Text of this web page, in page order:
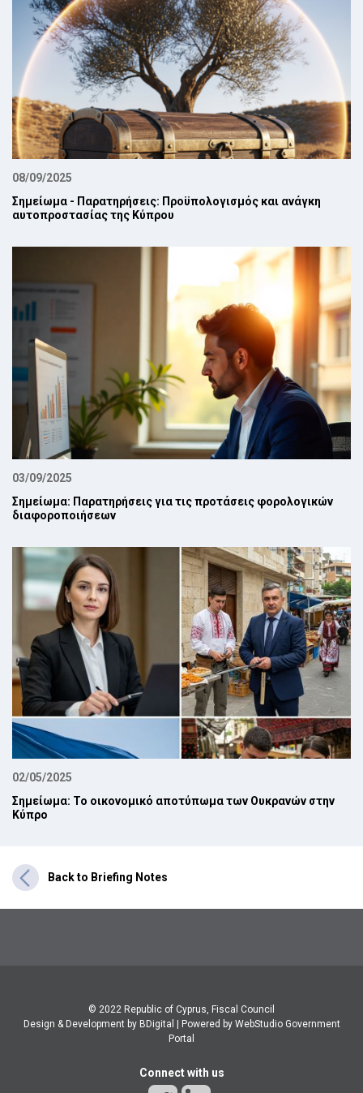
08/09/2025
Σημείωμα - Παρατηρήσεις: Προϋπολογισμός και ανάγκη
αυτοπροστασίας της Κύπρου
03/09/2025
Σημείωμα: Παρατηρήσεις για τις προτάσεις φορολογικών
διαφοροποιήσεων
02/05/2025
Σημείωμα: Το οικονομικό αποτύπωμα των Ουκρανών στην
Κύπρο
Back to Briefing Notes
© 2022 Republic of Cyprus, Fiscal Council
Design & Development by BDigital | Powered by WebStudio Government
Portal
Connect with us